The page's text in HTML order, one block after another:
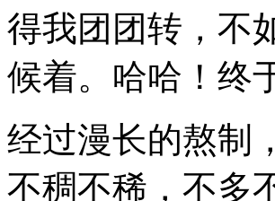
得我团团转，不
候着。哈哈！终
经过漫长的熬制
不稠不稀，不多